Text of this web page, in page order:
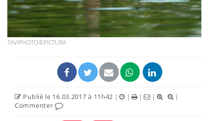
TAVIPHOTO/EPICTURA
Publié le 16.03.2017 à 11h42 | | | |
|
Commenter